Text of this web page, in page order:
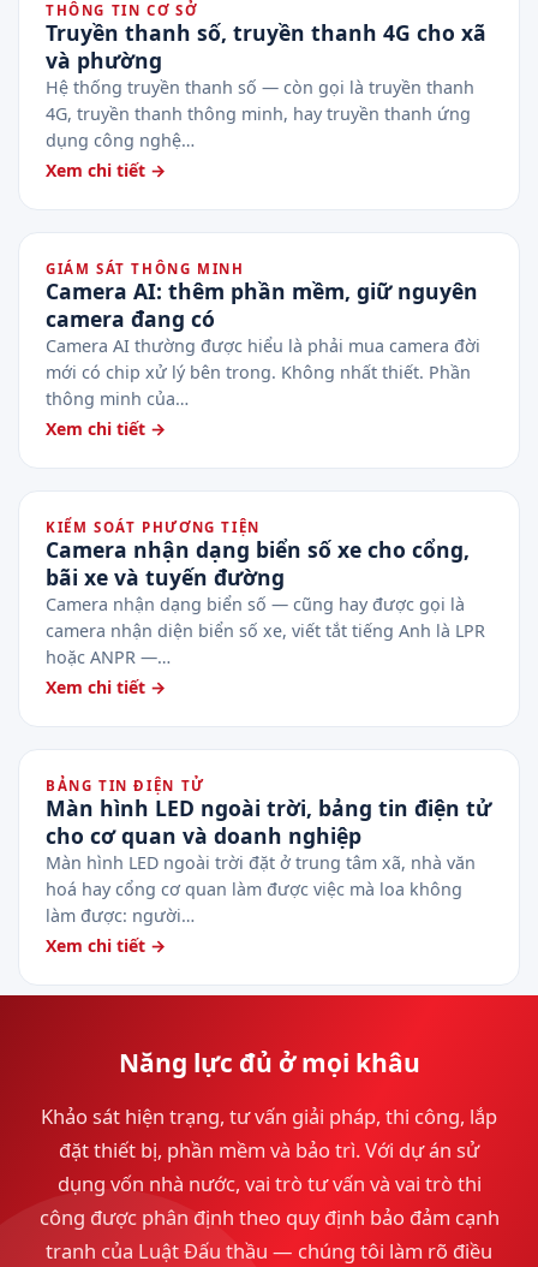
THÔNG TIN CƠ SỞ
Truyền thanh số, truyền thanh 4G cho xã
và phường
Hệ thống truyền thanh số — còn gọi là truyền thanh
4G, truyền thanh thông minh, hay truyền thanh ứng
dụng công nghệ…
Xem chi tiết →
GIÁM SÁT THÔNG MINH
Camera AI: thêm phần mềm, giữ nguyên
camera đang có
Camera AI thường được hiểu là phải mua camera đời
mới có chip xử lý bên trong. Không nhất thiết. Phần
thông minh của…
Xem chi tiết →
KIỂM SOÁT PHƯƠNG TIỆN
Camera nhận dạng biển số xe cho cổng,
bãi xe và tuyến đường
Camera nhận dạng biển số — cũng hay được gọi là
camera nhận diện biển số xe, viết tắt tiếng Anh là LPR
hoặc ANPR —…
Xem chi tiết →
BẢNG TIN ĐIỆN TỬ
Màn hình LED ngoài trời, bảng tin điện tử
cho cơ quan và doanh nghiệp
Màn hình LED ngoài trời đặt ở trung tâm xã, nhà văn
hoá hay cổng cơ quan làm được việc mà loa không
làm được: người…
Xem chi tiết →
Năng lực đủ ở mọi khâu
Khảo sát hiện trạng, tư vấn giải pháp, thi công, lắp
đặt thiết bị, phần mềm và bảo trì. Với dự án sử
dụng vốn nhà nước, vai trò tư vấn và vai trò thi
công được phân định theo quy định bảo đảm cạnh
tranh của Luật Đấu thầu — chúng tôi làm rõ điều